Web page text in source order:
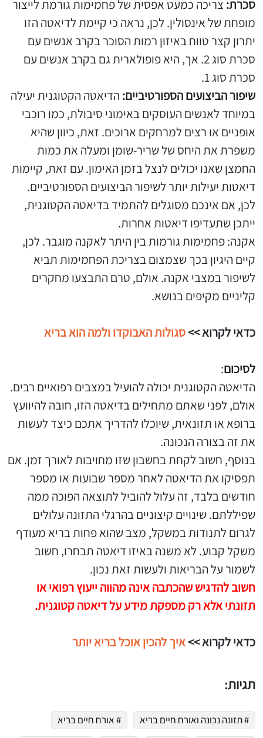
סכרת: צריכה כמעט אפסית של פחמימות גורמת לייצור
מופחת של אינסולין. לכן, נראה כי קיימת לדיאטה הזו
יתרון קצר טווח באיזון רמות הסוכר בקרב אנשים עם
סכרת סוג 2. אך, היא פופולארית גם בקרב אנשים עם
סכרת סוג 1.
שיפור הביצועים הספורטיביים: הדיאטה הקטוגנית יעילה
במיוחד לאנשים העוסקים באימוני סיבולת, כמו רוכבי
אופניים או רצים למרחקים ארוכים. זאת, כיוון שהיא
משפרת את היחס של שריר-שומן ומעלה את כמות
החמצן שאנו יכולים לנצל בזמן האימון. עם זאת, קיימות
דיאטות יעילות יותר לשיפור הביצועים הספורטיביים.
לכן, אם אינכם מסוגלים להתמיד בדיאטה הקטוגנית,
ייתכן שתעדיפו דיאטות אחרות.
אקנה: פחמימות גורמות בין היתר לאקנה מוגבר. לכן,
קיים היגיון בכך שצמצום בצריכת הפחמימות תביא
לשיפור במצבי אקנה. אולם, טרם התבצעו מחקרים
קליניים מקיפים בנושא.
כדאי לקרוא >>סגולות האבוקדו ולמה הוא בריא
לסיכום:
הדיאטה הקטוגנית יכולה להועיל במצבים רפואיים רבים.
אולם, לפני שאתם מתחילים בדיאטה הזו, חובה להיוועץ
ברופא או תזונאית, שיוכלו להדריך אתכם כיצד לעשות
את זה בצורה הנכונה.
בנוסף, חשוב לקחת בחשבון שזו מחויבות לאורך זמן. אם
תפסיקו את הדיאטה לאחר מספר שבועות או מספר
חודשים בלבד, זה עלול להוביל לתוצאה הפוכה ממה
שפיללתם. שינויים קיצוניים בהרגלי התזונה עלולים
לגרום לתנודות במשקל, מצב שהוא פחות בריא מעודף
משקל קבוע. לא משנה באיזו דיאטה תבחרו, חשוב
לשמור על הבריאות ולעשות זאת נכון.
חשוב להדגיש שהכתבה אינה מהווה ייעוץ רפואי או
תזונתי אלא רק מספקת מידע על דיאטה קטוגנית.
כדאי לקרוא >>איך להכין אוכל בריא יותר
תגיות:
# תזונה נכונה ואורח חיים בריא
# אורח חיים בריא